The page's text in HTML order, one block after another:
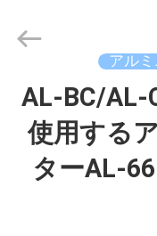
家
Copyright
Shenzhen
Technology
Reserved.
アル
AL-BC/AL-
使用する
ターAL-